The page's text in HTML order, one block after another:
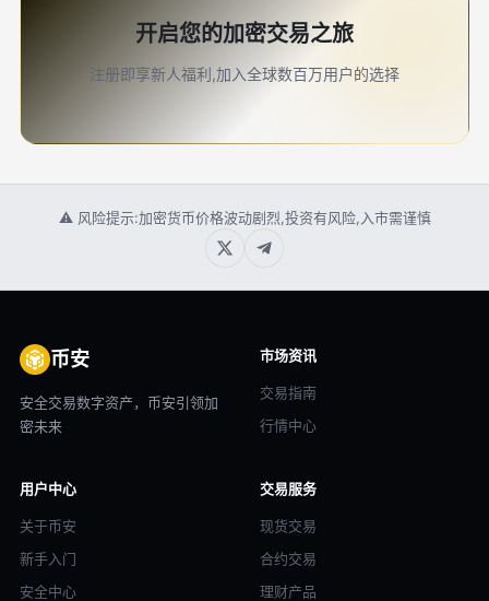
开启您的加密交易之旅
注册即享新人福利,加入全球数百万用户的选择
⚠ 风险提示:加密货币价格波动剧烈,投资有风险,入市需谨慎
币安
安全交易数字资产，币安引领加
密未来
市场资讯
交易指南
行情中心
用户中心
关于币安
新手入门
安全中心
交易服务
现货交易
合约交易
理财产品